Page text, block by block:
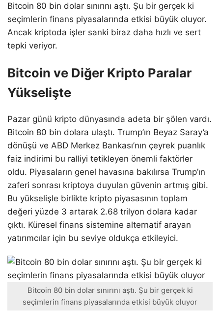
Bitcoin 80 bin dolar sınırını aştı. Şu bir gerçek ki
seçimlerin finans piyasalarında etkisi büyük oluyor.
Ancak kriptoda işler sanki biraz daha hızlı ve sert
tepki veriyor.
Bitcoin ve Diğer Kripto Paralar
Yükselişte
Pazar günü kripto dünyasında adeta bir şölen vardı.
Bitcoin 80 bin dolara ulaştı. Trump’ın Beyaz Saray’a
dönüşü ve ABD Merkez Bankası’nın çeyrek puanlık
faiz indirimi bu ralliyi tetikleyen önemli faktörler
oldu. Piyasaların genel havasına bakılırsa Trump’ın
zaferi sonrası kriptoya duyulan güvenin artmış gibi.
Bu yükselişle birlikte kripto piyasasının toplam
değeri yüzde 3 artarak 2.68 trilyon dolara kadar
çıktı. Küresel finans sistemine alternatif arayan
yatırımcılar için bu seviye oldukça etkileyici.
Bitcoin 80 bin dolar sınırını aştı. Şu bir gerçek ki
seçimlerin finans piyasalarında etkisi büyük oluyor